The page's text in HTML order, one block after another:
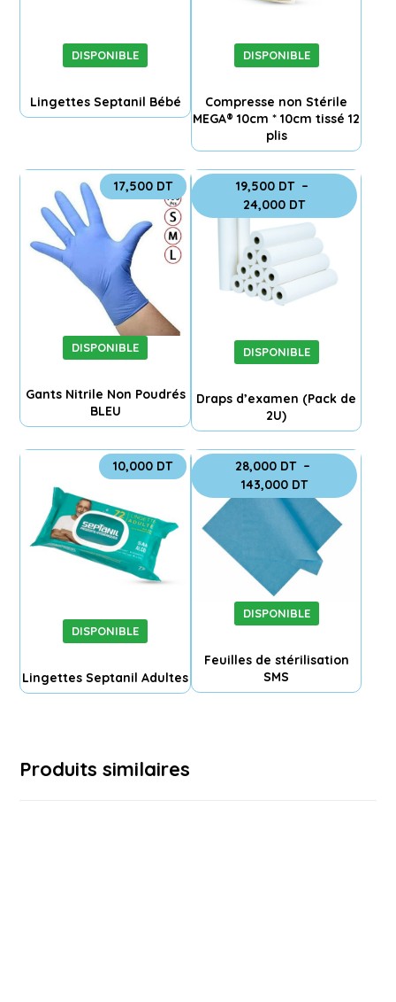
DISPONIBLE
Lingettes Septanil Bébé
DISPONIBLE
Compresse non Stérile
MEGA® 10cm * 10cm tissé 12
plis
DISPONIBLE
Gants Nitrile Non Poudrés
BLEU
17,500 DT
DISPONIBLE
Draps d’examen (Pack de
2U)
19,500 DT –
24,000 DT
DISPONIBLE
Lingettes Septanil Adultes
10,000 DT
DISPONIBLE
Feuilles de stérilisation
SMS
28,000 DT –
143,000 DT
Produits similaires